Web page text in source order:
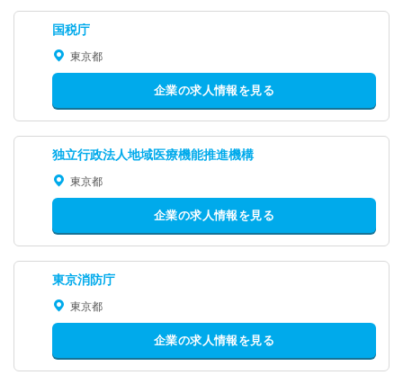
国税庁
東京都
企業の求人情報を見る
独立行政法人地域医療機能推進機構
東京都
企業の求人情報を見る
東京消防庁
東京都
企業の求人情報を見る